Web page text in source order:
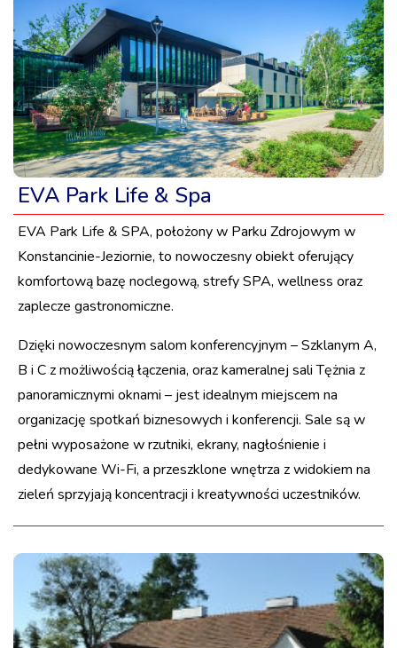
EVA Park Life & Spa
EVA Park Life & SPA, położony w Parku Zdrojowym w
Konstancinie-Jeziornie, to nowoczesny obiekt oferujący
komfortową bazę noclegową, strefy SPA, wellness oraz
zaplecze gastronomiczne.
Dzięki nowoczesnym salom konferencyjnym – Szklanym A,
B i C z możliwością łączenia, oraz kameralnej sali Tężnia z
panoramicznymi oknami – jest idealnym miejscem na
organizację spotkań biznesowych i konferencji. Sale są w
pełni wyposażone w rzutniki, ekrany, nagłośnienie i
dedykowane Wi-Fi, a przeszklone wnętrza z widokiem na
zieleń sprzyjają koncentracji i kreatywności uczestników.